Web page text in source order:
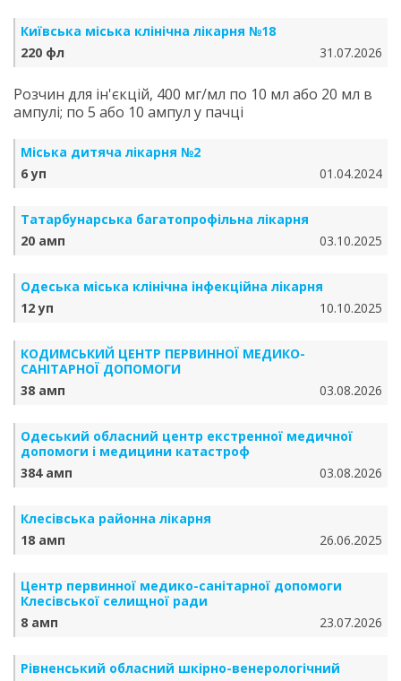
Київська міська клінічна лікарня №18
220 фл
31.07.2026
Розчин для ін'єкцій, 400 мг/мл по 10 мл або 20 мл в
ампулі; по 5 або 10 ампул у пачці
Міська дитяча лікарня №2
6 уп
01.04.2024
Татарбунарська багатопрофільна лікарня
20 амп
03.10.2025
Одеська міська клінічна інфекційна лікарня
12 уп
10.10.2025
КОДИМСЬКИЙ ЦЕНТР ПЕРВИННОЇ МЕДИКО-
САНІТАРНОЇ ДОПОМОГИ
38 амп
03.08.2026
Одеський обласний центр екстренної медичної
допомоги і медицини катастроф
384 амп
03.08.2026
Клесівська районна лікарня
18 амп
26.06.2025
Центр первинної медико-санітарної допомоги
Клесівської селищної ради
8 амп
23.07.2026
Рівненський обласний шкірно-венерологічний